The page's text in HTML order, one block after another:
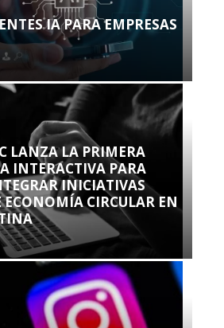
IA PARA EMPRESAS
LANZA LA PRIMERA
INTERACTIVA PARA
INICIATIVAS
ECONOMÍA CIRCULAR EN